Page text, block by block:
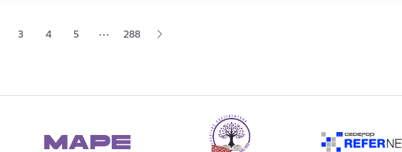
lapaLapa
3 Lapa
4 Lapa
5 … 288